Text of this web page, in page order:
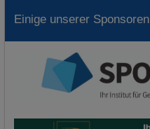
Einige unserer Sponsoren